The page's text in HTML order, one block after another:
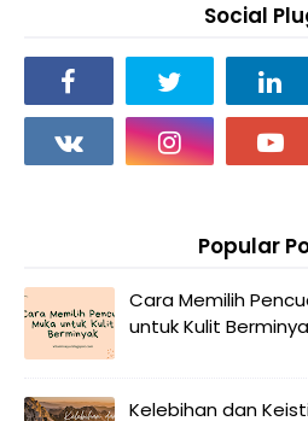
Social
Popular
Cara Memilih
untuk Kulit
Kelebihan dan